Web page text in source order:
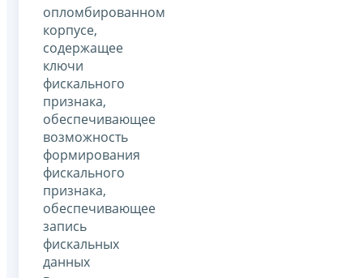
опломбированном
корпусе,
содержащее
ключи
фискального
признака,
обеспечивающее
возможность
формирования
фискального
признака,
обеспечивающее
запись
фискальных
данных